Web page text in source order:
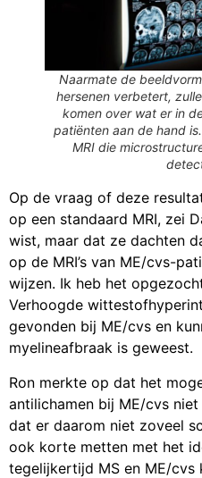
Naarmate de
hersenen verbetert,
komen over wat er in
patiënten aan de hand
MRI die
Op de vraag of deze
op een standaard MRI, zei
wist, maar dat ze dachten
op de MRI’s van ME/cvs-
wijzen. Ik heb het
Verhoogde
gevonden bij ME/cvs en
myelineafbraak is geweest.
Ron merkte op dat het
antilichamen bij ME/cvs
dat er daarom niet zoveel
ook korte metten met het
tegelijkertijd MS en ME/cvs